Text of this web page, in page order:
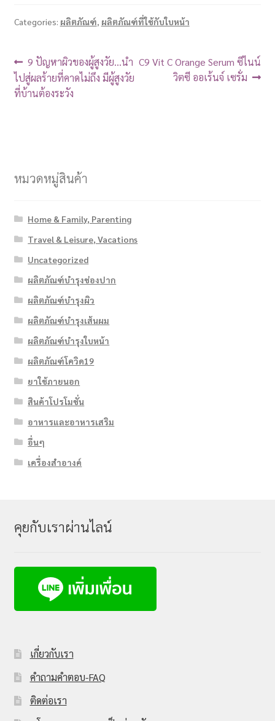
Categories: ผลิตภัณฑ์, ผลิตภัณฑ์ที่ใช้กับใบหน้า
9 ปัญหาผิวของผู้สูงวัย…นำ
ไปสู่ผลร้ายที่คาดไม่ถึง มีผู้สูงวัย
ที่บ้านต้องระวัง
C9 Vit C Orange Serum ซีไนน์
วิตซี ออเร้นจ์ เซรั่ม
หมวดหมู่สินค้า
Home & Family, Parenting
Travel & Leisure, Vacations
Uncategorized
ผลิตภัณฑ์บำรุงช่องปาก
ผลิตภัณฑ์บำรุงผิว
ผลิตภัณฑ์บำรุงเส้นผม
ผลิตภัณฑ์บำรุงใบหน้า
ผลิตภัณฑ์โควิด19
ยาใช้ภายนอก
สินค้าโปรโมชั่น
อาหารและอาหารเสริม
อื่นๆ
เครื่องสำอางค์
คุยกับเราผ่านไลน์
เกี่ยวกับเรา
คำถามคำตอบ-FAQ
ติดต่อเรา